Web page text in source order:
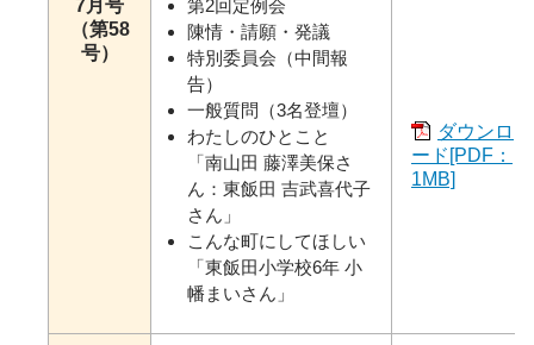
7月号
（第58
号）
第2回定例会
陳情・請願・発議
特別委員会（中間報
告）
一般質問（3名登壇）
わたしのひとこと
「南山田 藤澤美保さ
ん：東飯田 吉武喜代子
さん」
こんな町にしてほしい
「東飯田小学校6年 小
幡まいさん」
ダウンロ
ード[PDF：
1MB]